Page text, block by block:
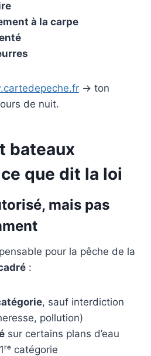
à la carpe
→ ton
de nuit.
bateaux
que dit la loi
mais pas
pour la pêche de la
:
, sauf interdiction
pollution)
sur certains plans d’eau
catégorie